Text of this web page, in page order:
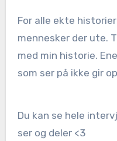
For alle ekte historier dere viser for å gi håp til
mennesker der ute.
med min historie.
som ser på ikke gir
Du kan se hele
ser og deler <3